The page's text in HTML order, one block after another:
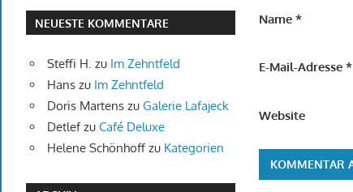
Name*
E-Mail-Adresse*
Website
NEUESTE KOMMENTARE
Steffi H. zu Im Zehntfeld
Hanszu Im Zehntfeld
Doris Martenszu Galerie Lafajeck
Detlefzu Café Deluxe
Helene Schönhoffzu Kategorien